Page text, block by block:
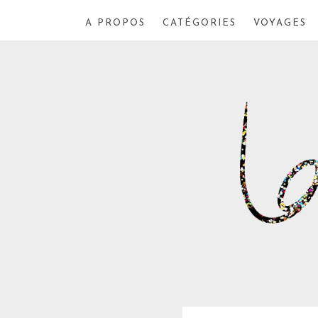
A PROPOS CATÉGORIES VOYAGES